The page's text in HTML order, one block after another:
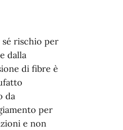
rischio per
dalla
di fibre è
da
per
e non